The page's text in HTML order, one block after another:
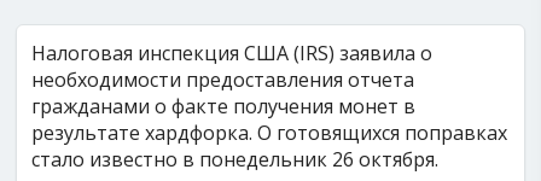
Налоговая инспекция США (IRS) заявила о
необходимости предоставления отчета
гражданами о факте получения монет в
результате хардфорка. О готовящихся поправках
стало известно в понедельник 26 октября.